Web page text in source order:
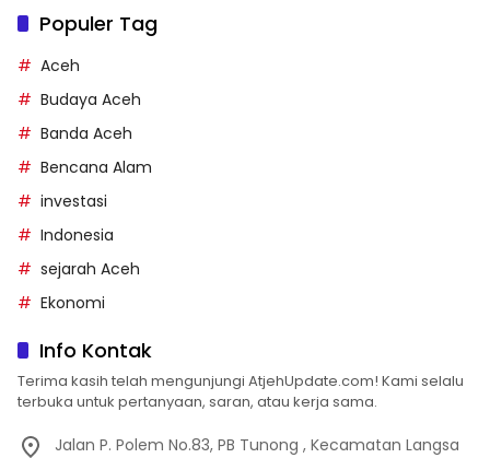
Populer Tag
Aceh
Budaya Aceh
Banda Aceh
Bencana Alam
investasi
Indonesia
sejarah Aceh
Ekonomi
Info Kontak
Terima kasih telah mengunjungi AtjehUpdate.com! Kami selalu
terbuka untuk pertanyaan, saran, atau kerja sama.
Jalan P. Polem No.83, PB Tunong , Kecamatan Langsa